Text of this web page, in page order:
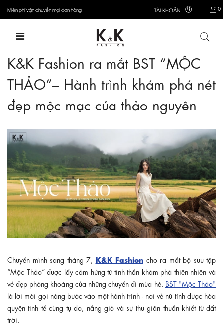
Miễn phí vận chuyển mọi đơn hàng TÀI KHOẢN 0
K&K Fashion ra mắt BST “MỘC
THẢO”– Hành trình khám phá nét
đẹp mộc mạc của thảo nguyên
Chuyển mình sang tháng 7, K&K Fashion cho ra mắt bộ sưu tập
“Mộc Thảo” được lấy cảm hứng từ tinh thần khám phá thiên nhiên và
vẻ đẹp phóng khoáng của những chuyến đi mùa hè. BST "Mộc Thảo"
là lời mời gọi nàng bước vào một hành trình - nơi vẻ nữ tính được hòa
quyện tinh tế cùng tự do, nắng gió và sự thư giãn thuần khiết từ đất
trời.